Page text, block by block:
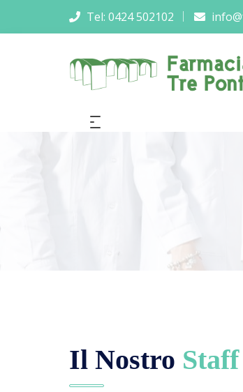
Tel: 0424 502102
Il Nostro Staff